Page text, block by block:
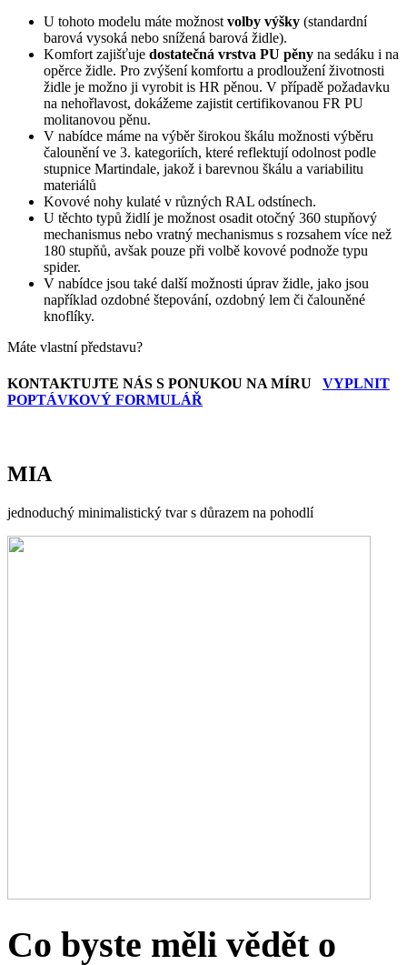
U tohoto modelu máte možnost volby výšky (standardní
barová vysoká nebo snížená barová židle).
Komfort zajišťuje dostatečná vrstva PU pěny na sedáku i na
opěrce židle. Pro zvýšení komfortu a prodloužení životnosti
židle je možno ji vyrobit is HR pěnou. V případě požadavku
na nehořlavost, dokážeme zajistit certifikovanou FR PU
molitanovou pěnu.
V nabídce máme na výběr širokou škálu možnosti výběru
čalounění ve 3. kategoriích, které reflektují odolnost podle
stupnice Martindale, jakož i barevnou škálu a variabilitu
materiálů
Kovové nohy kulaté v různých RAL odstínech.
U těchto typů židlí je možnost osadit otočný 360 stupňový
mechanismus nebo vratný mechanismus s rozsahem více než
180 stupňů, avšak pouze při volbě kovové podnože typu
spider.
V nabídce jsou také další možnosti úprav židle, jako jsou
například ozdobné štepování, ozdobný lem či čalouněné
knoflíky.
Máte vlastní představu?
KONTAKTUJTE NÁS S PONUKOU NA MÍRU VYPLNIT
POPTÁVKOVÝ FORMULÁŘ
MIA
jednoduchý minimalistický tvar s důrazem na pohodlí
Co byste měli vědět o